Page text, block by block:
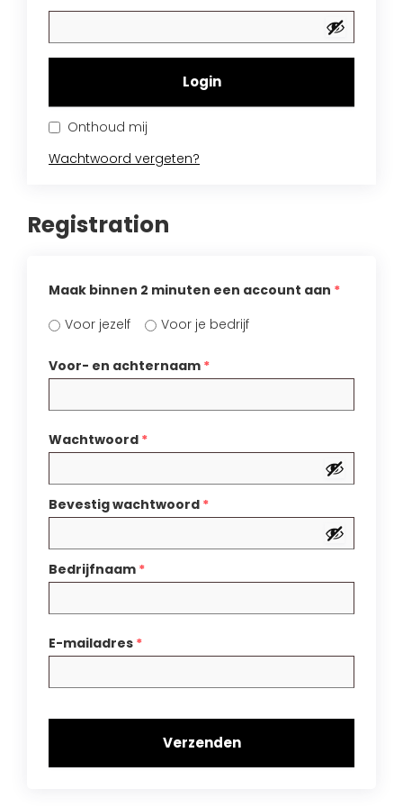
Handdouches
Thermostaat kranen
Verdeel/meng kranen
Wand kranen
Bad kranen
Fonteinset
Wastafel afsluiter
Accessoires
Toilet
Wastafel
Accessoires
Algemene voorwaarden
Verzending
Inspiratie
Onthoud mij
Wachtwoord vergeten?
Registration
Maak binnen 2 minuten een account aan *
Voor jezelf
Voor je bedrijf
Voor- en achternaam *
Wachtwoord *
Bevestig wachtwoord *
Bedrijfnaam *
E-mailadres *
Verzenden